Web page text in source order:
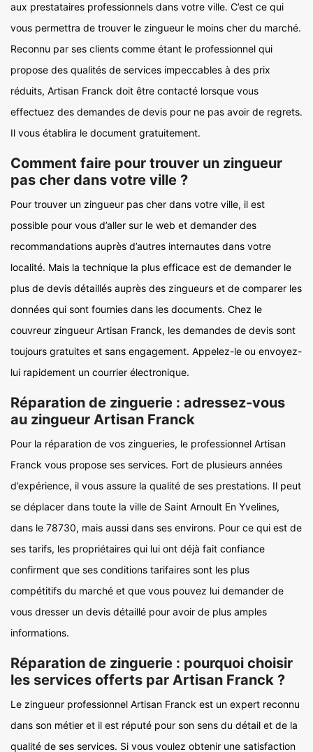
aux prestataires professionnels dans votre ville. C’est ce qui
vous permettra de trouver le zingueur le moins cher du marché.
Reconnu par ses clients comme étant le professionnel qui
propose des qualités de services impeccables à des prix
réduits, Artisan Franck doit être contacté lorsque vous
effectuez des demandes de devis pour ne pas avoir de regrets.
Il vous établira le document gratuitement.
Comment faire pour trouver un zingueur
pas cher dans votre ville ?
Pour trouver un zingueur pas cher dans votre ville, il est
possible pour vous d’aller sur le web et demander des
recommandations auprès d’autres internautes dans votre
localité. Mais la technique la plus efficace est de demander le
plus de devis détaillés auprès des zingueurs et de comparer les
données qui sont fournies dans les documents. Chez le
couvreur zingueur Artisan Franck, les demandes de devis sont
toujours gratuites et sans engagement. Appelez-le ou envoyez-
lui rapidement un courrier électronique.
Réparation de zinguerie : adressez-vous
au zingueur Artisan Franck
Pour la réparation de vos zingueries, le professionnel Artisan
Franck vous propose ses services. Fort de plusieurs années
d’expérience, il vous assure la qualité de ses prestations. Il peut
se déplacer dans toute la ville de Saint Arnoult En Yvelines,
dans le 78730, mais aussi dans ses environs. Pour ce qui est de
ses tarifs, les propriétaires qui lui ont déjà fait confiance
confirment que ses conditions tarifaires sont les plus
compétitifs du marché et que vous pouvez lui demander de
vous dresser un devis détaillé pour avoir de plus amples
informations.
Réparation de zinguerie : pourquoi choisir
les services offerts par Artisan Franck ?
Le zingueur professionnel Artisan Franck est un expert reconnu
dans son métier et il est réputé pour son sens du détail et de la
qualité de ses services. Si vous voulez obtenir une satisfaction